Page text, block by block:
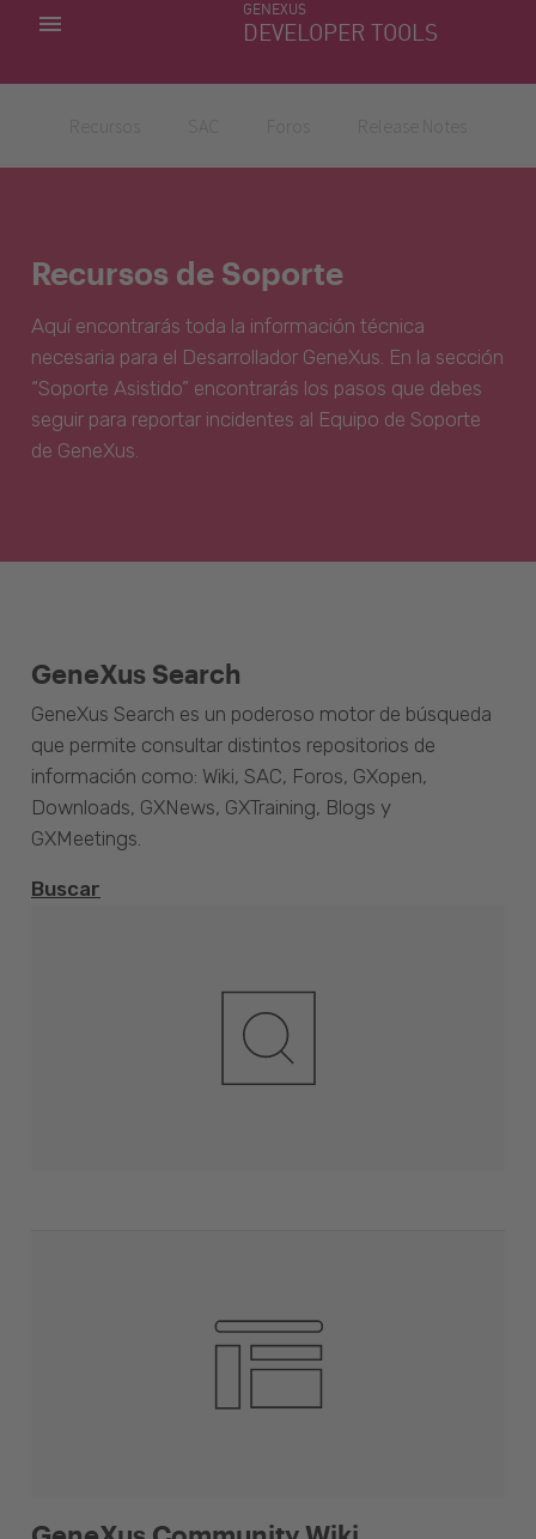
GENEXUS
DEVELOPER TOOLS
MIS APLICACIONES
Recursos de Soporte
Aquí encontrarás toda la información técnica
necesaria para el Desarrollador GeneXus. En la sección
“Soporte Asistido” encontrarás los pasos que debes
seguir para reportar incidentes al Equipo de Soporte
de GeneXus.
GeneXus Search
GeneXus Search es un poderoso motor de búsqueda
que permite consultar distintos repositorios de
información como: Wiki, SAC, Foros, GXopen,
Downloads, GXNews, GXTraining, Blogs y
GXMeetings.
Buscar